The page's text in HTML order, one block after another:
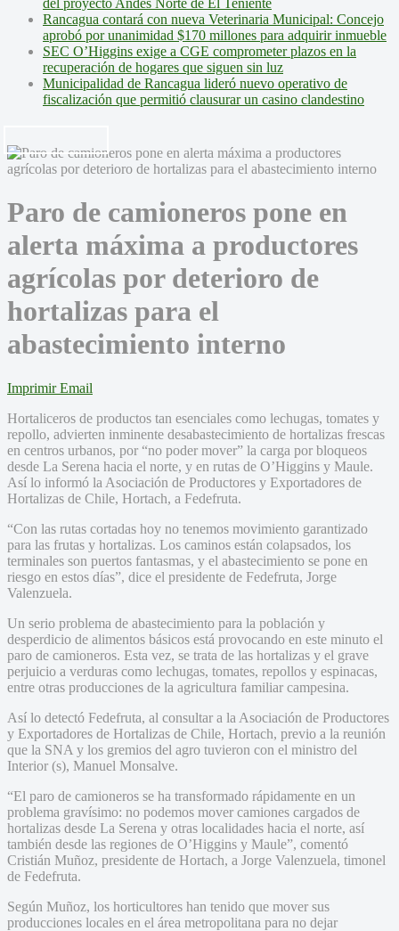
del proyecto Andes Norte de El Teniente
Rancagua contará con nueva Veterinaria Municipal: Concejo
aprobó por unanimidad $170 millones para adquirir inmueble
SEC O’Higgins exige a CGE comprometer plazos en la
recuperación de hogares que siguen sin luz
Municipalidad de Rancagua lideró nuevo operativo de
fiscalización que permitió clausurar un casino clandestino
Paro de camioneros pone en
alerta máxima a productores
agrícolas por deterioro de
hortalizas para el
abastecimiento interno
Imprimir Email
Hortaliceros de productos tan esenciales como lechugas, tomates y
repollo, advierten inminente desabastecimiento de hortalizas frescas
en centros urbanos, por “no poder mover” la carga por bloqueos
desde La Serena hacia el norte, y en rutas de O’Higgins y Maule.
Así lo informó la Asociación de Productores y Exportadores de
Hortalizas de Chile, Hortach, a Fedefruta.
“Con las rutas cortadas hoy no tenemos movimiento garantizado
para las frutas y hortalizas. Los caminos están colapsados, los
terminales son puertos fantasmas, y el abastecimiento se pone en
riesgo en estos días”, dice el presidente de Fedefruta, Jorge
Valenzuela.
Un serio problema de abastecimiento para la población y
desperdicio de alimentos básicos está provocando en este minuto el
paro de camioneros. Esta vez, se trata de las hortalizas y el grave
perjuicio a verduras como lechugas, tomates, repollos y espinacas,
entre otras producciones de la agricultura familiar campesina.
Así lo detectó Fedefruta, al consultar a la Asociación de Productores
y Exportadores de Hortalizas de Chile, Hortach, previo a la reunión
que la SNA y los gremios del agro tuvieron con el ministro del
Interior (s), Manuel Monsalve.
“El paro de camioneros se ha transformado rápidamente en un
problema gravísimo: no podemos mover camiones cargados de
hortalizas desde La Serena y otras localidades hacia el norte, así
también desde las regiones de O’Higgins y Maule”, comentó
Cristián Muñoz, presidente de Hortach, a Jorge Valenzuela, timonel
de Fedefruta.
Según Muñoz, los horticultores han tenido que mover sus
producciones locales en el área metropolitana para no dejar